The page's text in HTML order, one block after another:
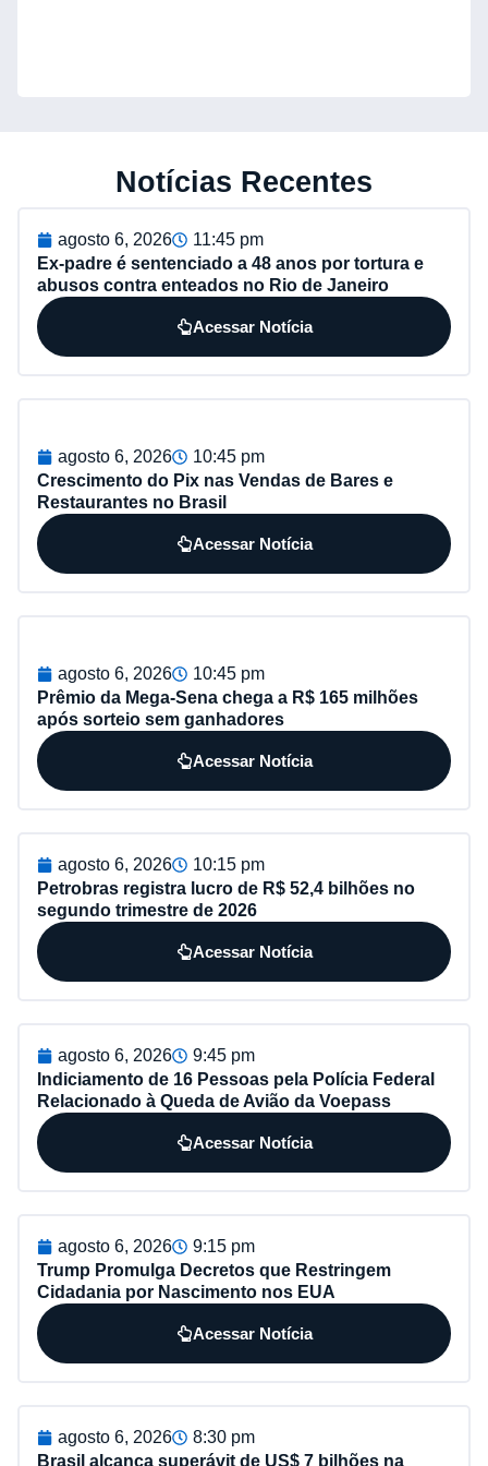
Notícias Recentes
agosto 6, 2026
11:45 pm
Ex-padre é sentenciado a 48 anos por tortura e
abusos contra enteados no Rio de Janeiro
Acessar Notícia
agosto 6, 2026
10:45 pm
Crescimento do Pix nas Vendas de Bares e
Restaurantes no Brasil
Acessar Notícia
agosto 6, 2026
10:45 pm
Prêmio da Mega-Sena chega a R$ 165 milhões
após sorteio sem ganhadores
Acessar Notícia
agosto 6, 2026
10:15 pm
Petrobras registra lucro de R$ 52,4 bilhões no
segundo trimestre de 2026
Acessar Notícia
agosto 6, 2026
9:45 pm
Indiciamento de 16 Pessoas pela Polícia Federal
Relacionado à Queda de Avião da Voepass
Acessar Notícia
agosto 6, 2026
9:15 pm
Trump Promulga Decretos que Restringem
Cidadania por Nascimento nos EUA
Acessar Notícia
agosto 6, 2026
8:30 pm
Brasil alcança superávit de US$ 7 bilhões na